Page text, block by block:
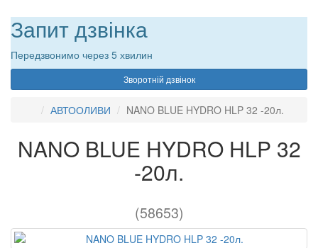
Запит дзвінка
Передзвонимо через 5 хвилин
Зворотній дзвінок
АВТООЛИВИ NANO BLUE HYDRO HLP 32 -20л.
NANO BLUE HYDRO HLP 32
-20л.
(58653)